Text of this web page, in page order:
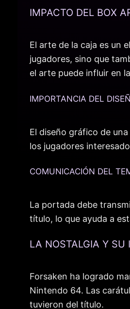
IMPACTO DEL BOX
El arte de la caja es un
jugadores, sino que
el arte puede influir en
IMPORTANCIA DEL
El diseño gráfico de
los jugadores
COMUNICACIÓN DEL
La portada debe
título, lo que ayuda a
LA NOSTALGIA Y SU
Forsaken ha logrado
Nintendo 64. Las
tuvieron del título.